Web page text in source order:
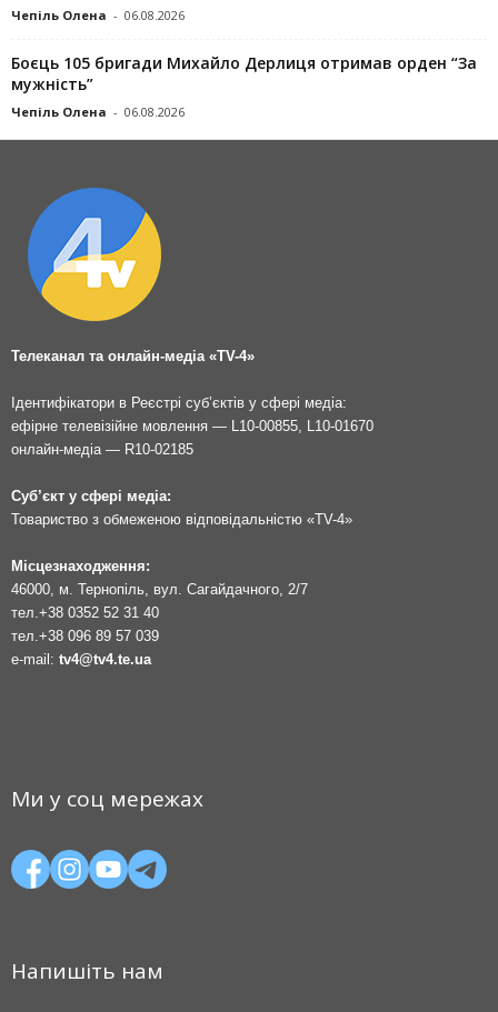
Чепіль Олена - 06.08.2026
Боєць 105 бригади Михайло Дерлиця отримав орден “За
мужність”
Чепіль Олена - 06.08.2026
Телеканал та онлайн-медіа «TV-4»
Ідентифікатори в Реєстрі суб’єктів у сфері медіа:
ефірне телевізійне мовлення — L10-00855, L10-01670
онлайн-медіа — R10-02185
Суб’єкт у сфері медіа:
Товариство з обмеженою відповідальністю «TV-4»
Місцезнаходження:
46000, м. Тернопіль, вул. Сагайдачного, 2/7
тел.+38 0352 52 31 40
тел.+38 096 89 57 039
e-mail: tv4@tv4.te.ua
Ми у соц мережах
Напишіть нам